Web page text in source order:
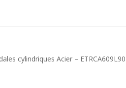
cylindriques Acier – ETRCA609L90